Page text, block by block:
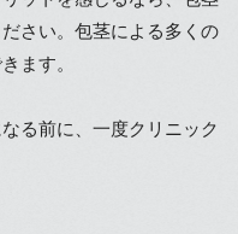
さい。包茎による多くの
ます。
る前に、一度クリニック